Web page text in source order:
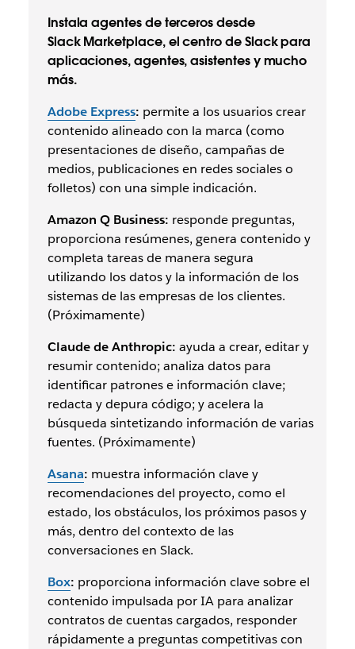
Instala agentes de terceros desde
Slack Marketplace, el centro de Slack para
aplicaciones, agentes, asistentes y mucho
más.
Adobe Express: permite a los usuarios crear
contenido alineado con la marca (como
presentaciones de diseño, campañas de
medios, publicaciones en redes sociales o
folletos) con una simple indicación.
Amazon Q Business: responde preguntas,
proporciona resúmenes, genera contenido y
completa tareas de manera segura
utilizando los datos y la información de los
sistemas de las empresas de los clientes.
(Próximamente)
Claude de Anthropic: ayuda a crear, editar y
resumir contenido; analiza datos para
identificar patrones e información clave;
redacta y depura código; y acelera la
búsqueda sintetizando información de varias
fuentes. (Próximamente)
Asana: muestra información clave y
recomendaciones del proyecto, como el
estado, los obstáculos, los próximos pasos y
más, dentro del contexto de las
conversaciones en Slack.
Box: proporciona información clave sobre el
contenido impulsada por IA para analizar
contratos de cuentas cargados, responder
rápidamente a preguntas competitivas con